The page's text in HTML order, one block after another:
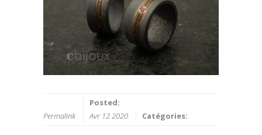
Permalink
Posted:
Avr 12 2020
Catégories: